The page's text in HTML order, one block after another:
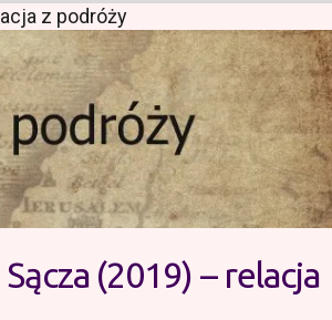
z podróży
(2019) – relacja